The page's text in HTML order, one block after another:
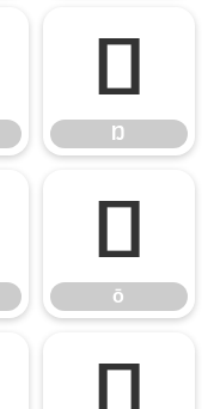
Ŋ
Ŋ
ō
ō